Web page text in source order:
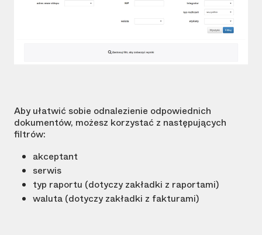
Aby ułatwić sobie odnalezienie odpowiednich
dokumentów, możesz korzystać z następujących
filtrów:
akceptant
serwis
typ raportu (dotyczy zakładki z raportami)
waluta (dotyczy zakładki z fakturami)